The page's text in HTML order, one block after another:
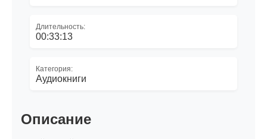
Длительность:
00:33:13
Категория:
Аудиокниги
Описание